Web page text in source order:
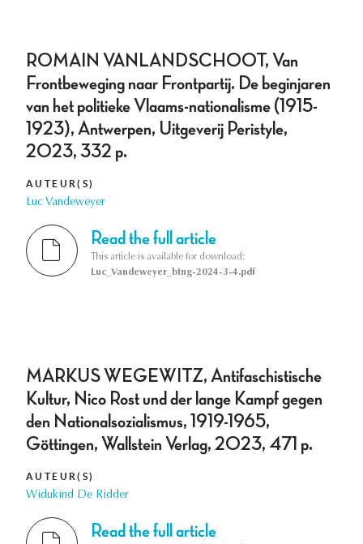
ROMAIN VANLANDSCHOOT, Van
Frontbeweging naar Frontpartij. De beginjaren
van het politieke Vlaams-nationalisme (1915-
1923), Antwerpen, Uitgeverij Peristyle,
2023, 332 p.
AUTEUR(S)
Luc Vandeweyer
Read the full article
This article is available for download:
Luc_Vandeweyer_btng-2024-3-4.pdf
MARKUS WEGEWITZ, Antifaschistische
Kultur, Nico Rost und der lange Kampf gegen
den Nationalsozialismus, 1919-1965,
Göttingen, Wallstein Verlag, 2023, 471 p.
AUTEUR(S)
Widukind De Ridder
Read the full article